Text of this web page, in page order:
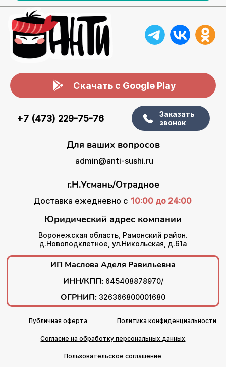
Скачать с Google Play
+7 (473) 229-75-76
Заказать
звонок
Для ваших вопросов
admin@anti-sushi.ru
г.Н.Усмань/Отрадное
Доставка ежедневно с 10:00 до 24:00
Юридический адрес компании
Воронежская область, Рамонский район.
д.Новоподклетное, ул.Никольская, д.61а
ИП Маслова Аделя Равильевна
ИНН/КПП: 645408878970/
ОГРНИП: 326366800001680
Публичная оферта Политика конфиденциальности
Согласие на обработку персональных данных
Пользовательское соглашение